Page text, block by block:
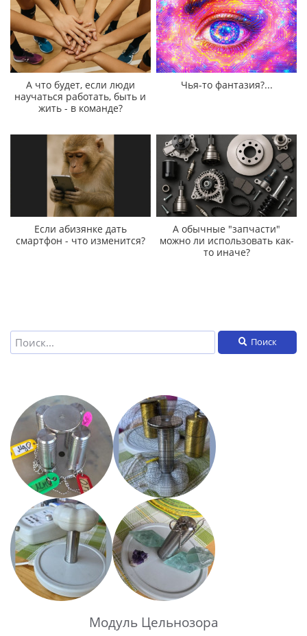
А что будет, если люди
научаться работать, быть и
жить - в команде?
Чья-то фантазия?...
Если абизянке дать
смартфон - что изменится?
А обычные "запчасти"
можно ли использовать как-
то иначе?
Поиск
Модуль Цельнозора